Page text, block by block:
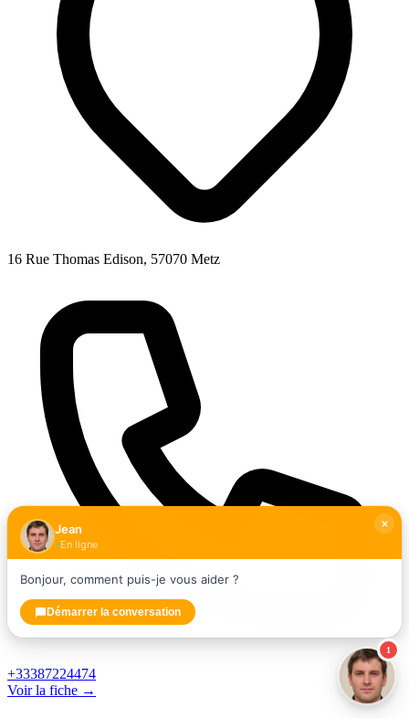
16 Rue Thomas Edison, 57070 Metz
+33387224474
Voir la fiche →
1
Jean
En ligne
Bonjour, comment puis-je vous aider ?
Démarrer la conversation